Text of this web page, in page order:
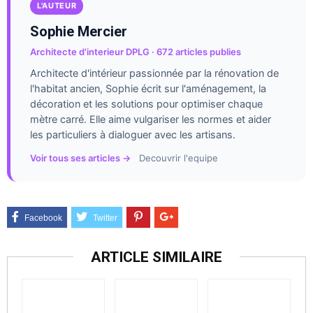
L'AUTEUR
Sophie Mercier
Architecte d'interieur DPLG · 672 articles publies
Architecte d'intérieur passionnée par la rénovation de
l'habitat ancien, Sophie écrit sur l'aménagement, la
décoration et les solutions pour optimiser chaque
mètre carré. Elle aime vulgariser les normes et aider
les particuliers à dialoguer avec les artisans.
Voir tous ses articles → Decouvrir l'equipe
ARTICLE SIMILAIRE